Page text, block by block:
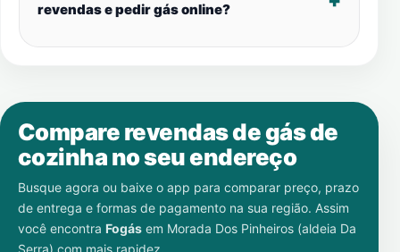
revendas e pedir gás online?
Compare revendas de gás de
cozinha no seu endereço
Busque agora ou baixe o app para comparar preço, prazo
de entrega e formas de pagamento na sua região. Assim
você encontra Fogás em Morada Dos Pinheiros (aldeia Da
Serra) com mais rapidez.